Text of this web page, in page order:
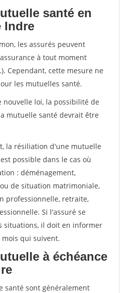
santé en
Indre
les assurés peuvent
à tout moment
Cependant, cette mesure ne
les mutuelles santé.
nouvelle loi, la possibilité de
mutuelle santé devrait être
la résiliation d'une mutuelle
possible dans le cas où
: déménagement,
de situation matrimoniale,
professionnelle, retraite,
Si l'assuré se
situations, il doit en informer
qui suivent.
à échéance
santé sont généralement